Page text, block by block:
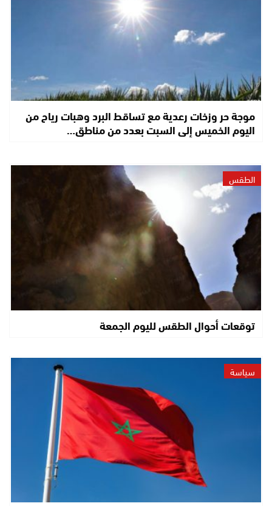
موجة حر وزخات رعدية مع تساقط البرد وهبات رياح من
اليوم الخميس إلى السبت بعدد من مناطق…
الطقس
توقعات أحوال الطقس لليوم الجمعة
سياسة